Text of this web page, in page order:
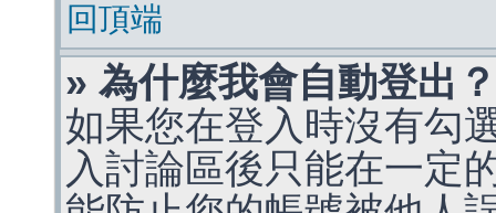
回頂端
» 為什麼我會自動登出？
如果您在登入時沒有勾
入討論區後只能在一定